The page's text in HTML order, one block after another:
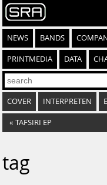
NEWS BANDS
PRINTMEDIA DATA
COVER INTERPRETEN
« TAFSIRI EP
tag